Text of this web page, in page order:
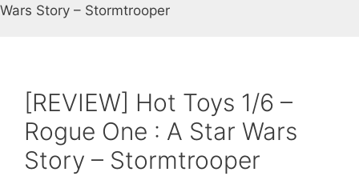
Wars Story – Stormtrooper
[REVIEW] Hot Toys 1/6 –
Rogue One : A Star Wars
Story – Stormtrooper